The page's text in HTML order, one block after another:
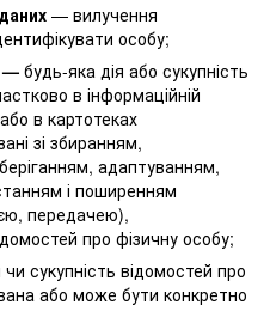
— вилучення
особу;
— будь-яка дія або сукупність
в інформаційній
в картотеках
зі збиранням,
адаптуванням,
і поширенням
передачею),
про фізичну особу;
чи сукупність відомостей про
або може бути конкретно